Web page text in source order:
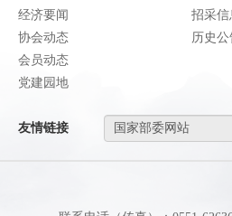
经济要闻
协会动态
会员动态
党建园地
招采
历史
友情链接